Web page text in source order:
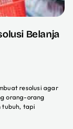
Belanja
resolusi agar
orang-orang
tubuh, tapi